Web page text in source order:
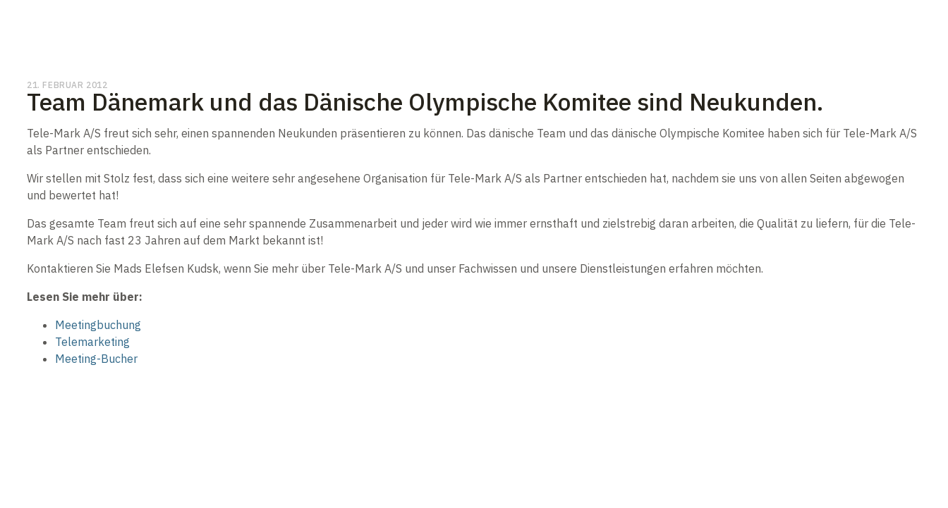
21. FEBRUAR 2012
Team Dänemark und das Dänische Olympische Komitee sind Neukunden.
Tele-Mark A/S freut sich sehr, einen spannenden Neukunden präsentieren zu können. Das dänische Team und das dänische Olympische Komitee haben sich für Tele-Mark A/S
als Partner entschieden.
Wir stellen mit Stolz fest, dass sich eine weitere sehr angesehene Organisation für Tele-Mark A/S als Partner entschieden hat, nachdem sie uns von allen Seiten abgewogen
und bewertet hat!
Das gesamte Team freut sich auf eine sehr spannende Zusammenarbeit und jeder wird wie immer ernsthaft und zielstrebig daran arbeiten, die Qualität zu liefern, für die Tele-
Mark A/S nach fast 23 Jahren auf dem Markt bekannt ist!
Kontaktieren Sie Mads Elefsen Kudsk, wenn Sie mehr über Tele-Mark A/S und unser Fachwissen und unsere Dienstleistungen erfahren möchten.
Lesen Sie mehr über:
Meetingbuchung
Telemarketing
Meeting-Bucher